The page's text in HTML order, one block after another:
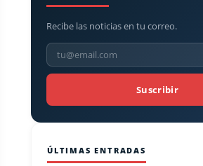
Recibe las noticias en tu correo.
Suscribir
ÚLTIMAS ENTRADAS